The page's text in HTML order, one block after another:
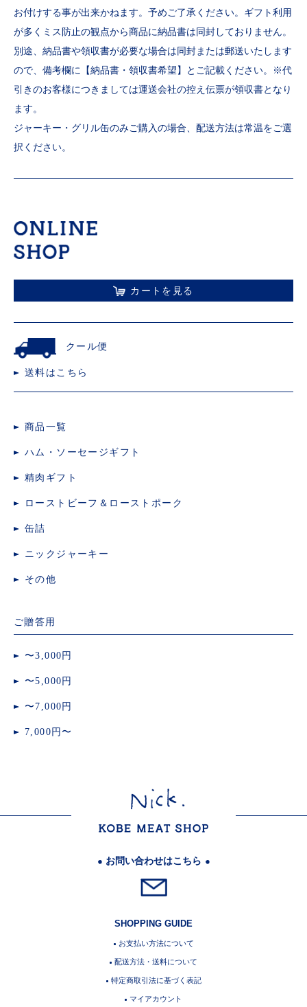
お付けする事が出来かねます。予めご了承ください。ギフト利用
が多くミス防止の観点から商品に納品書は同封しておりません。
別途、納品書や領収書が必要な場合は同封または郵送いたします
ので、備考欄に【納品書・領収書希望】とご記載ください。※代
引きのお客様につきましては運送会社の控え伝票が領収書となり
ます。
ジャーキー・グリル缶のみご購入の場合、配送方法は常温をご選
択ください。
カートを見る
クール便
送料はこちら
商品一覧
ハム・ソーセージギフト
精肉ギフト
ローストビーフ＆ローストポーク
缶詰
ニックジャーキー
その他
ご贈答用
〜3,000円
〜5,000円
〜7,000円
7,000円〜
お問い合わせはこちら
SHOPPING GUIDE
お支払い方法について
配送方法・送料について
特定商取引法に基づく表記
マイアカウント